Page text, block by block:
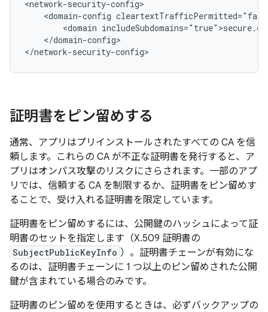
<domain-config
<domain
</domain-config>
</network-security-config>
証明書をピン留めする
通常、アプリはプリインストールされたすべての CA を信
頼します。これらの CA が不正な証明書を発行すると、ア
プリはオンパス攻撃のリスクにさらされます。一部のアプ
リでは、信頼する CA を制限するか、証明書をピン留めす
ることで、受け入れる証明書を限定しています。
証明書をピン留めするには、公開鍵のハッシュによって証
明書のセットを指定します（X.509 証明書の
SubjectPublicKeyInfo ）。証明書チェーンが有効にな
るのは、証明書チェーンに 1 つ以上のピン留めされた公開
鍵が含まれている場合のみです。
証明書のピン留めを使用するときは、必ずバックアップの